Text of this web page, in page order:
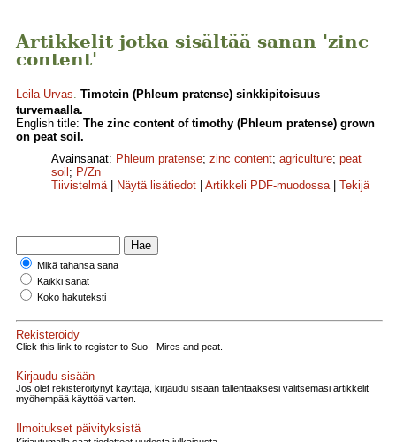
Artikkelit jotka sisältää sanan 'zinc
content'
Leila Urvas. Timotein (Phleum pratense) sinkkipitoisuus
turvemaalla.
English title: The zinc content of timothy (Phleum pratense) grown
on peat soil.
Avainsanat: Phleum pratense; zinc content; agriculture; peat
soil ; P/Zn
Tiivistelmä| Näytä lisätiedot Artikkeli PDF-muodossa| Tekijä
Mikä tahansa sana
Kaikki sanat
Koko hakuteksti
Rekisteröidy
Click this link to register to Suo - Mires and peat.
Kirjaudu sisään
Jos olet rekisteröitynyt käyttäjä, kirjaudu sisään tallentaaksesi valitsemasi artikkelit
myöhempää käyttöä varten.
Ilmoitukset päivityksistä